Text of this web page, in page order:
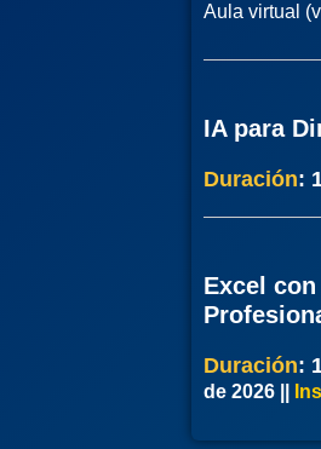
Aula virtual
IA para
Duración:
Excel
Duración:
de 2026